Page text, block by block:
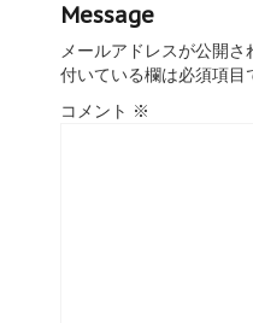
Message
メールアドレスが公開さ
付いている欄は必須項目
コメント ※